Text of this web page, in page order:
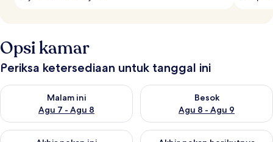
Opsi kamar
Periksa ketersediaan untuk tanggal ini
Malam ini
Agu 7 - Agu 8
Periksa ketersediaan untuk malam ini Agu 7 - Agu 8
Besok
Agu 8 - Agu 9
Periksa ketersediaan untuk
Periksa ketersediaan untuk akhir pekan ini Agu 7 - Agu 9
Periksa ketersediaan untuk